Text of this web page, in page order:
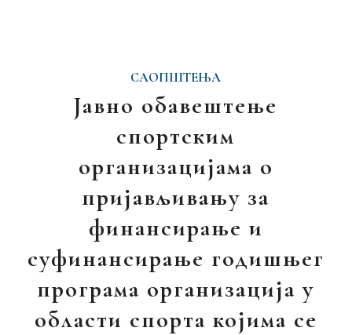
САОПШТЕЊА
Јавно обавештење
спортским
организацијама о
пријављивању за
финансирање и
суфинансирање годишњег
програма организација у
области спорта којима се